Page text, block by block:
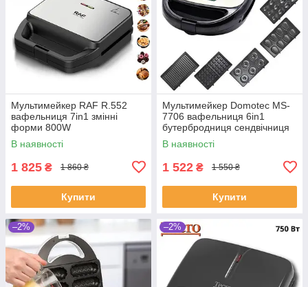
Мультимейкер RAF R.552
вафельниця 7in1 змінні
форми 800W
В наявності
1 825 ₴ 1 860 ₴
Купити
Мультимейкер Domotec MS-
7706 вафельниця 6in1
бутербродниця сендвічниця
горішниця 1000W
В наявності
1 522 ₴ 1 550 ₴
Купити
–2% –2%